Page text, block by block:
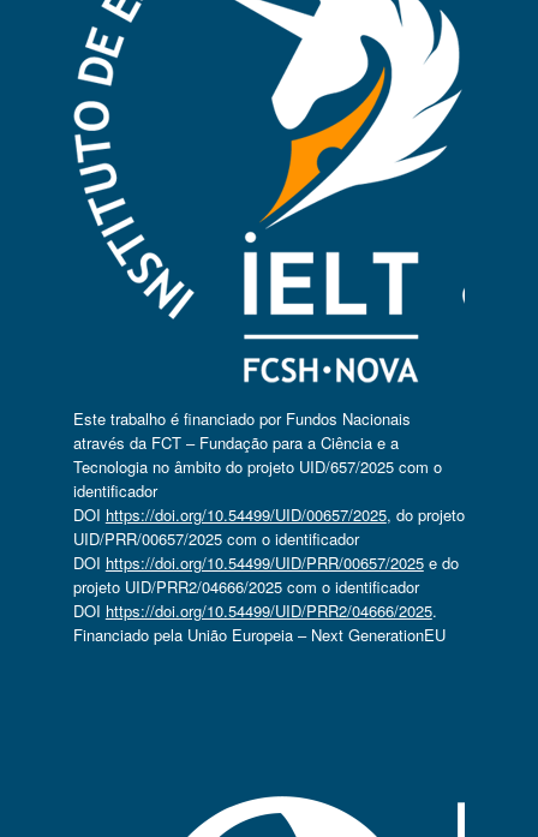
Este trabalho é financiado por Fundos Nacionais
através da FCT – Fundação para a Ciência e a
Tecnologia no âmbito do projeto UID/657/2025 com o
identificador
DOI https://doi.org/10.54499/UID/00657/2025, do projeto
UID/PRR/00657/2025 com o identificador
DOI https://doi.org/10.54499/UID/PRR/00657/2025e do
projeto UID/PRR2/04666/2025 com o identificador
DOI https://doi.org/10.54499/UID/PRR2/04666/2025.
Financiado pela União Europeia – Next GenerationEU